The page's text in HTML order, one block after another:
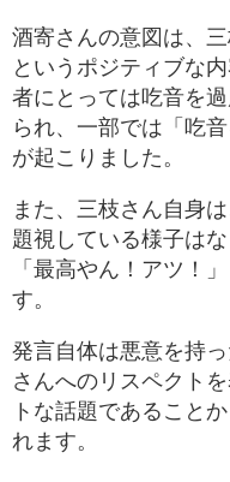
酒寄さんの意図は、
というポジティブな
者にとっては吃音を
られ、一部では「吃
が起こりました。
また、三枝さん自身
題視している様子は
「最高やん！アツ！
す。
発言自体は悪意を持
さんへのリスペクト
トな話題であること
れます。